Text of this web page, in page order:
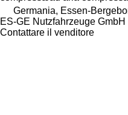
Germania, Essen-
ES-GE Nutzfahrzeuge GmbH
Contattare il venditore